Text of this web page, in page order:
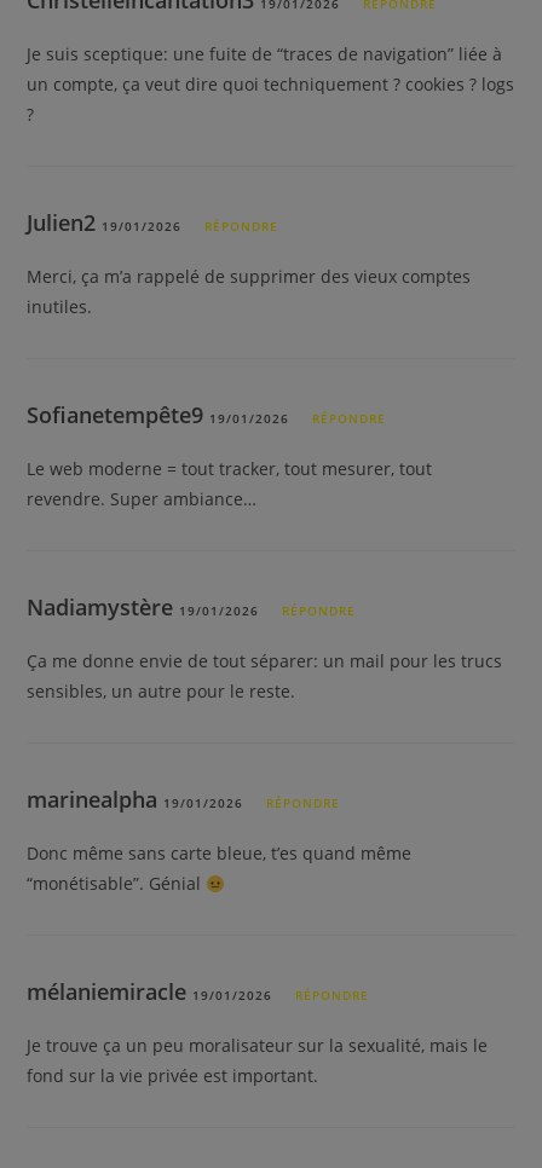
19/01/2026 RÉPONDRE
Je suis sceptique: une fuite de “traces de navigation” liée à
un compte, ça veut dire quoi techniquement ? cookies ? logs
?
Julien2 19/01/2026 RÉPONDRE
Merci, ça m’a rappelé de supprimer des vieux comptes
inutiles.
Sofianetempête9 19/01/2026 RÉPONDRE
Le web moderne = tout tracker, tout mesurer, tout
revendre. Super ambiance…
Nadiamystère 19/01/2026 RÉPONDRE
Ça me donne envie de tout séparer: un mail pour les trucs
sensibles, un autre pour le reste.
marinealpha 19/01/2026 RÉPONDRE
Donc même sans carte bleue, t’es quand même
“monétisable”. Génial
mélaniemiracle 19/01/2026 RÉPONDRE
Je trouve ça un peu moralisateur sur la sexualité, mais le
fond sur la vie privée est important.